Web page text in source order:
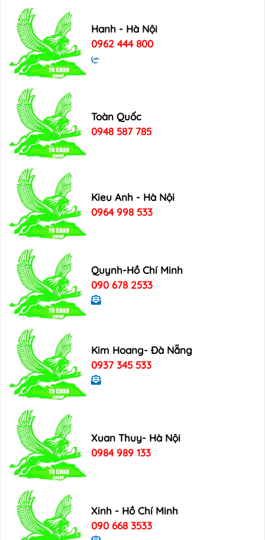
Hanh - Hà Nội
0962 444 800
Toàn Quốc
0948 587 785
Kieu Anh - Hà Nội
0964 998 533
Quynh-Hồ Chí Minh
090 678 2533
Kim Hoang- Đà Nẵng
0937 345 533
Xuan Thuy- Hà Nội
0984 989 133
Xinh - Hồ Chí Minh
090 668 3533